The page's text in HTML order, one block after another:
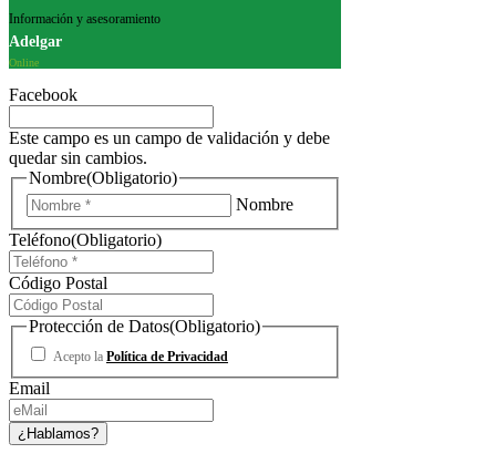
Información y asesoramiento
Adelgar
Online
Facebook
Este campo es un campo de validación y debe
quedar sin cambios.
Nombre(Obligatorio)
Nombre
Teléfono(Obligatorio)
Código Postal
Protección de Datos(Obligatorio)
Acepto la Política de Privacidad
Email